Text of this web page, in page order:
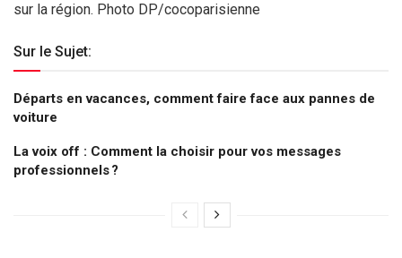
sur la région. Photo DP/cocoparisienne
Sur le Sujet:
Départs en vacances, comment faire face aux pannes de
voiture
La voix off : Comment la choisir pour vos messages
professionnels ?